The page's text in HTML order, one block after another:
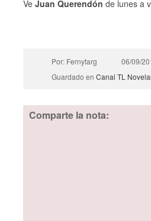
VeJuan Querendón de lunes a
Por: Fernytarg
06/09/
Guardado en Canal TL
Comparte la nota: